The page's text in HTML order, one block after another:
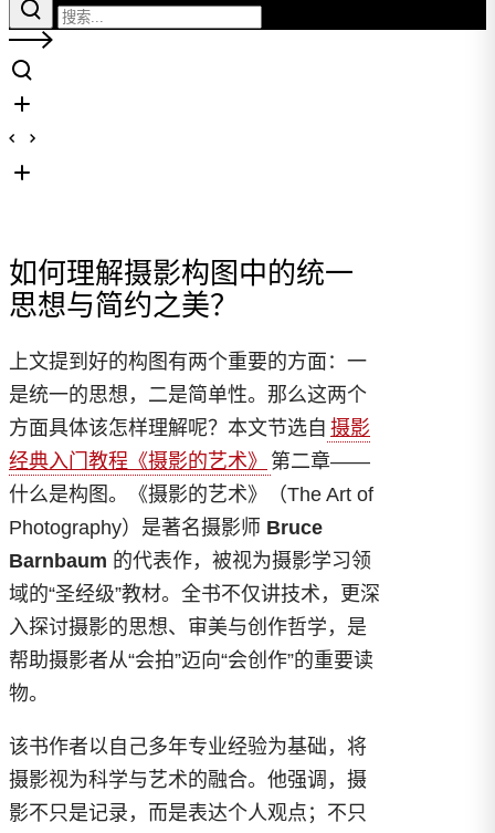
如何理解摄影构图中的统一
思想与简约之美？
上文提到好的构图有两个重要的方面：一
是统一的思想，二是简单性。那么这两个
方面具体该怎样理解呢？本文节选自 摄影
经典入门教程《摄影的艺术》
第二章——
什么是构图。《摄影的艺术》（The Art of
Photography）是著名摄影师 Bruce
Barnbaum 的代表作，被视为摄影学习领
域的“圣经级”教材。全书不仅讲技术，更深
入探讨摄影的思想、审美与创作哲学，是
帮助摄影者从“会拍”迈向“会创作”的重要读
物。
该书作者以自己多年专业经验为基础，将
摄影视为科学与艺术的融合。他强调，摄
影不只是记录，而是表达个人观点；不只